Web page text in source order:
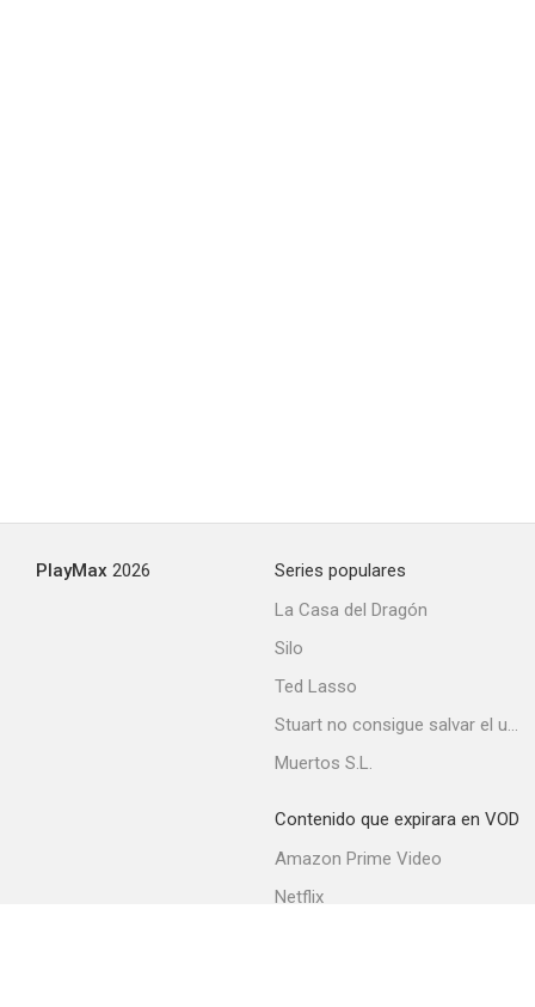
PlayMax 2026
Series populares
La Casa del Dragón
Silo
Ted Lasso
Stuart no consigue salvar el universo
Muertos S.L.
Contenido que expirara en VOD
Amazon Prime Video
Netflix